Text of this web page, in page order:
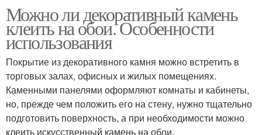
Можно ли декоративный камень
клеить на обои. Особенности
использования
Покрытие из декоративного камня можно встретить в
торговых залах, офисных и жилых помещениях.
Каменными панелями оформляют комнаты и кабинеты,
но, прежде чем положить его на стену, нужно тщательно
подготовить поверхность, а при необходимости можно
клеить искусственный камень на обои.